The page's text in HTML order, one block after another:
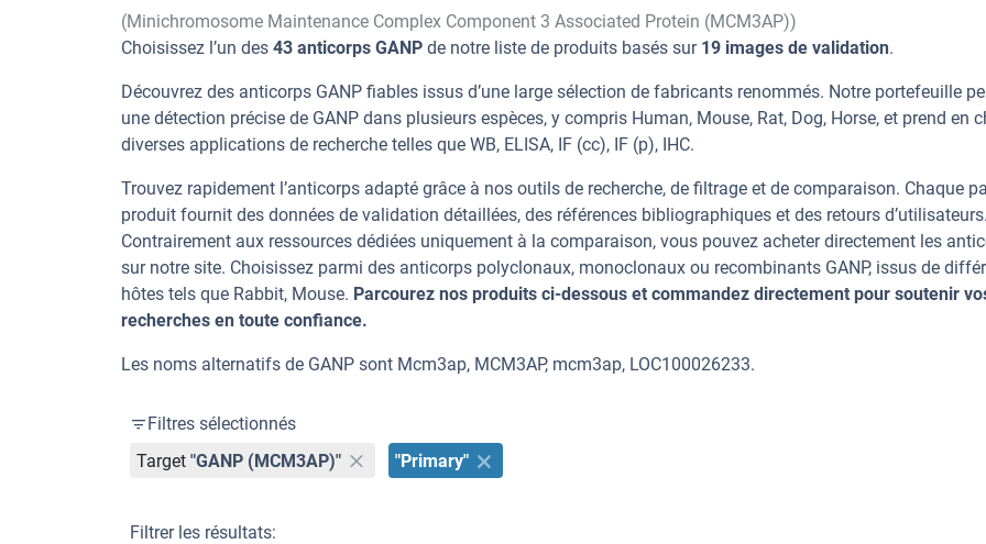
(Minichromosome Maintenance Complex Component 3 Associated Protein (MCM3AP))
Choisissez l’un des 43 anticorps GANP de notre liste de produits basés sur 19 images de validation.
Découvrez des anticorps GANP fiables issus d’une large sélection de fabricants renommés. Notre portefeuille
une détection précise de GANP dans plusieurs espèces, y compris Human, Mouse, Rat, Dog, Horse, et prend en
diverses applications de recherche telles que WB, ELISA, IF (cc), IF (p), IHC.
Trouvez rapidement l’anticorps adapté grâce à nos outils de recherche, de filtrage et de comparaison. Chaque
produit fournit des données de validation détaillées, des références bibliographiques et des retours d’utilisateurs.
Contrairement aux ressources dédiées uniquement à la comparaison, vous pouvez acheter directement les
sur notre site. Choisissez parmi des anticorps polyclonaux, monoclonaux ou recombinants GANP, issus de
hôtes tels que Rabbit, Mouse. Parcourez nos produits ci-dessous et commandez directement pour soutenir
recherches en toute confiance.
Les noms alternatifs de GANP sont Mcm3ap, MCM3AP, mcm3ap, LOC100026233.
Filtres sélectionnés
Target "GANP (MCM3AP)" "Primary"
Filtrer les résultats: